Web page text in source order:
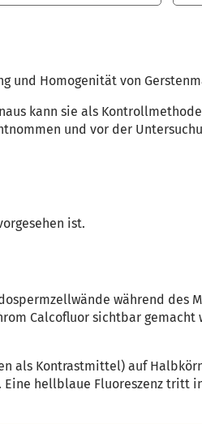
und Homogenität von
kann sie als
und vor der
ist.
während des
Calcofluor sichtbar
als Kontrastmittel) auf
hellblaue Fluoreszenz tritt